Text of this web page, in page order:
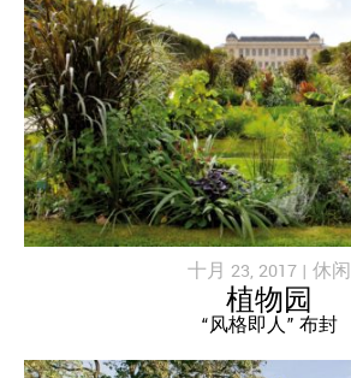
十月 23, 2017 | 休闲
植物园
“风格即人” 布封